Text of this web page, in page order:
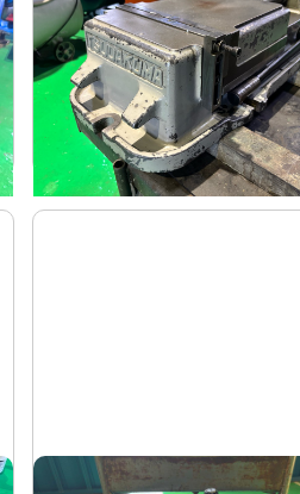
メーカー ツダコマ
VG-250
年 式-